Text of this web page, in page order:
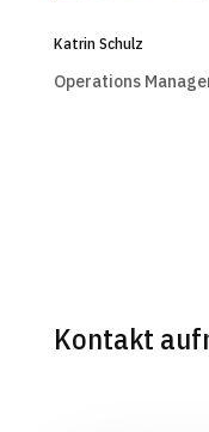
Katrin Schulz
Operations
Kontakt